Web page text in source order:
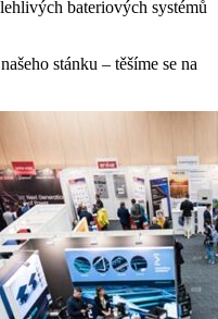
bateriových systémů
stánku – těšíme se na